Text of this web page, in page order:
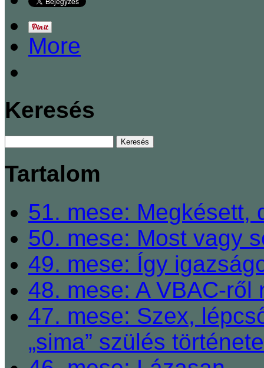
More
Keresés
Tartalom
51. mese: Megkésett,
50. mese: Most vagy
49. mese: Így
48. mese: A VBAC-
47. mese: Szex,
„sima” szülés